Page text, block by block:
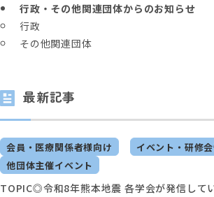
行政・その他関連団体からのお知らせ
行政
その他関連団体
最新記事
会員・医療関係者様向け
イベント・研修
他団体主催イベント
TOPIC◎令和8年熊本地震 各学会が発信して